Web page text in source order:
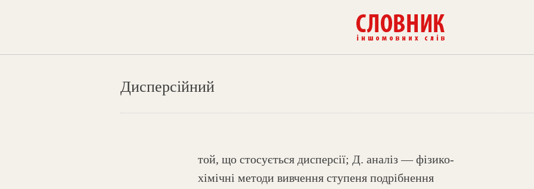
Дисперсійний
той, що стосується дисперсії; Д. аналіз — фізико-
хімічні методи вивчення ступеня подрібнення